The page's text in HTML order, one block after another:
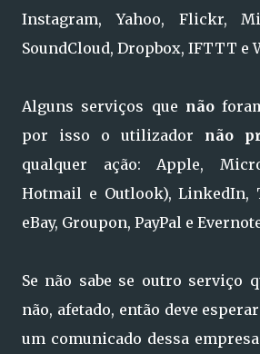
Instagram, Yahoo, Flickr,
SoundCloud, Dropbox, IFTTT e
Alguns serviços que não
por isso o utilizador não
qualquer ação: Apple,
Hotmail e Outlook), LinkedIn,
eBay, Groupon, PayPal e
Se não sabe se outro serviço
não, afetado, então deve
um comunicado dessa